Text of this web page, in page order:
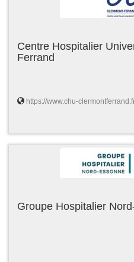
Centre Hospitalier
Ferrand
https://www.chu-
Groupe Hospitalier